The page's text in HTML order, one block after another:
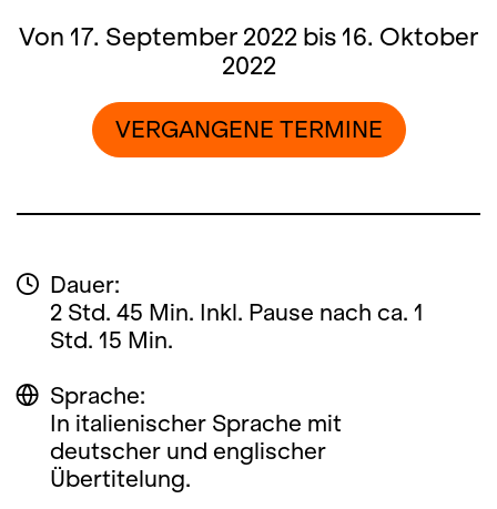
Von 17. September 2022 bis 16. Oktober
2022
VERGANGENE TERMINE
Dauer:
2 Std. 45 Min. Inkl. Pause nach ca. 1
Std. 15 Min.
Sprache:
In italienischer Sprache mit
deutscher und englischer
Übertitelung.